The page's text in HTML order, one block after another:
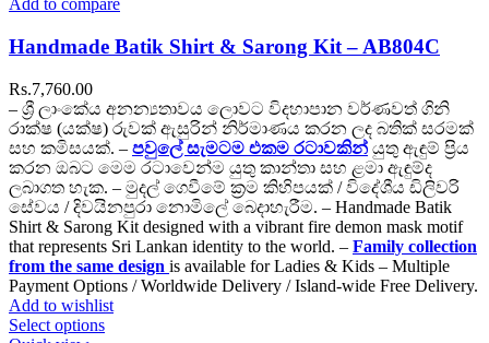
Add to compare
Handmade Batik Shirt & Sarong Kit – AB804C
Rs.7,760.00
– ශ්‍රී ලාංකේය අනන්‍යතාවය ලොවට විදහාපාන වර්ණවත් ගිනි
රාක්ෂ (යක්ෂ) රුවක් ඇසුරින් නිර්මාණය කරන ලද බතික් සරමක්
සහ කමිසයක්. – පවුලේ සැමටම එකම රටාවකින් යුතු ඇඳුම් ප්‍රිය
කරන ඔබට මෙම රටාවෙන්ම යුතු කාන්තා සහ ළමා ඇඳුම්ද
ලබාගත හැක. – මුදල් ගෙවීමේ ක්‍රම කිහිපයක් / විදේශීය ඩිලිවරි
සේවය / දිවයිනපුරා නොමිලේ බෙදාහැරීම. – Handmade Batik
Shirt & Sarong Kit designed with a vibrant fire demon mask motif
that represents Sri Lankan identity to the world. – Family collection
from the same design is available for Ladies & Kids – Multiple
Payment Options / Worldwide Delivery / Island-wide Free Delivery.
Add to wishlist
Select options